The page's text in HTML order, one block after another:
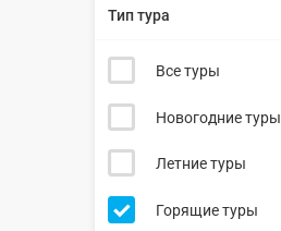
Тип тура
Все туры
Новогодние туры
Летние туры
Горящие туры